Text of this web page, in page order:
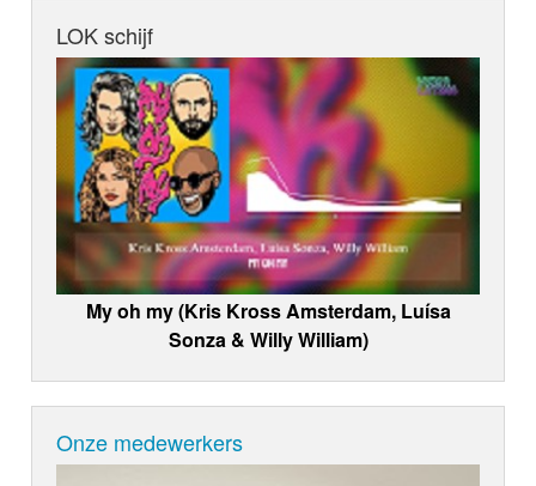
LOK schijf
My oh my (Kris Kross Amsterdam, Luísa
Sonza & Willy William)
Onze medewerkers